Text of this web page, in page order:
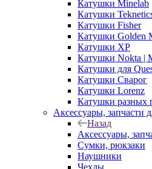
Катушки Minelab
Катушки
Катушки Fisher
Катушки Golden
Катушки XP
Катушки Nokta |
Катушки для
Катушки Сварог
Катушки Lorenz
Катушки разных
Аксессуары, запчасти
Назад
Аксессуары,
Сумки, рюкзаки
Наушники
Чехлы